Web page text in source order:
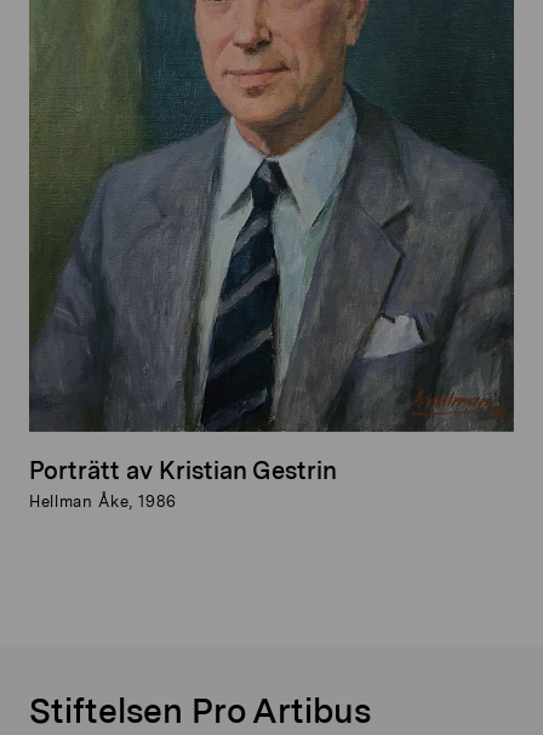
Porträtt av Kristian Gestrin
Hellman Åke, 1986
Stiftelsen Pro Artibus